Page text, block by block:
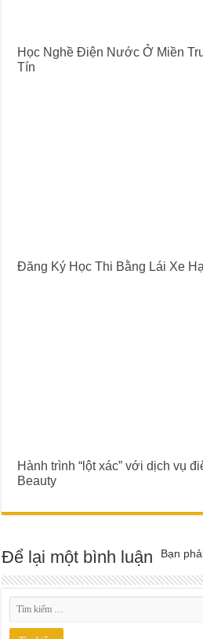
Học Nghề Điện Nước Ở Miền
Tín
Đăng Ký Học Thi Bằng Lái Xe
Hành trình “lột xác” với dịch vụ
Beauty
Để lại một bình luận Bạn